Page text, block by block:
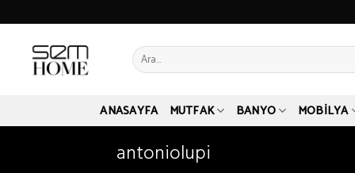
to
content
Ara:
ANASAYFA MUTFAK BANYO MOBILYA
antoniolupi